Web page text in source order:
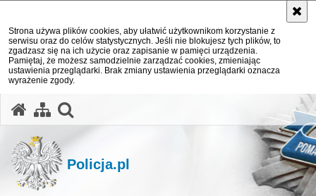
Strona używa plików cookies, aby ułatwić użytkownikom korzystanie z
serwisu oraz do celów statystycznych. Jeśli nie blokujesz tych plików, to
zgadzasz się na ich użycie oraz zapisanie w pamięci urządzenia.
Pamiętaj, że możesz samodzielnie zarządzać cookies, zmieniając
ustawienia przeglądarki. Brak zmiany ustawienia przeglądarki oznacza
wyrażenie zgody.
Policja.pl